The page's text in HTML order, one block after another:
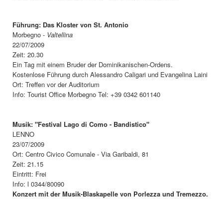
Führung: Das Kloster von St. Antonio
Morbegno - Valtellina
22/07/2009
Zeit: 20.30
Ein Tag mit einem Bruder der Dominikanischen-Ordens.
Kostenlose Führung durch Alessandro Caligari und Evangelina Laini
Ort: Treffen vor der Auditorium
Info: Tourist Office Morbegno Tel: +39 0342 601140
Musik: "Festival Lago di Como - Bandistico"
LENNO
23/07/2009
Ort: Centro Civico Comunale - Via Garibaldi, 81
Zeit: 21.15
Eintritt: Frei
Info: l 0344/80090
Konzert mit der Musik-Blaskapelle von Porlezza und Tremezzo.